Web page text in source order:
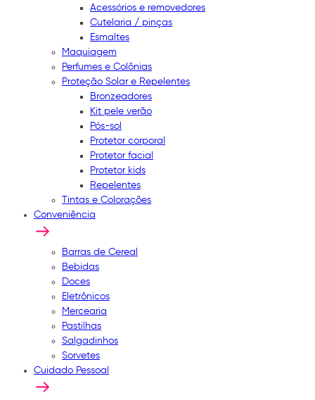
Acessórios e removedores
Cutelaria / pinças
Esmaltes
Maquiagem
Perfumes e Colônias
Proteção Solar e Repelentes
Bronzeadores
Kit pele verão
Pós-sol
Protetor corporal
Protetor facial
Protetor kids
Repelentes
Tintas e Colorações
Conveniência
Barras de Cereal
Bebidas
Doces
Eletrônicos
Mercearia
Pastilhas
Salgadinhos
Sorvetes
Cuidado Pessoal